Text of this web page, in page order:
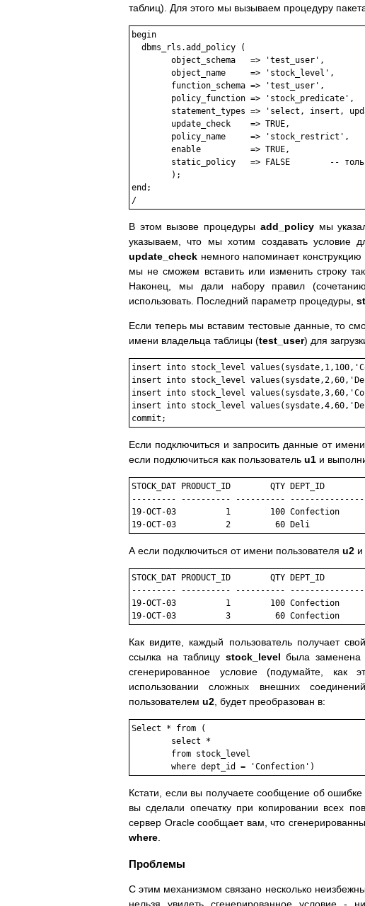
таблиц). Для этого мы вызываем процедуру
begin
  dbms_rls.add_policy (
end;
В этом вызове процедуры add_policyмы
указываем, что мы хотим создавать условие
update_check немного напоминает конструкцию
мы не сможем вставить или изменить строку
Наконец, мы дали набору правил
использовать. Последний параметр процедуры,
Если теперь мы вставим тестовые данные, то
имени владельца таблицы (test_user) для
insert into stock_level
insert into stock_level
insert into stock_level
insert into stock_level
Если подключиться и запросить данные от
если подключиться как пользователь u1 и
STOCK_DAT PRODUCT_ID        QTY DEPT_ID
--------- ---------- ----------
19-OCT-03          1        100 Confection
А если подключиться от имени пользователя u2
STOCK_DAT PRODUCT_ID        QTY DEPT_ID
--------- ---------- ----------
19-OCT-03          1        100 Confection
Как видите, каждый пользователь получает
ссылка на таблицу stock_level была заменена
сгенерированное условие (подумайте, как
использовании сложных внешних
пользователем u2 , будет преобразован в:
Select * from (
Кстати, если вы получаете сообщение об
вы сделали опечатку при копировании всех
сервер Oracle сообщает вам, что
where
Проблемы
С этим механизмом связано несколько